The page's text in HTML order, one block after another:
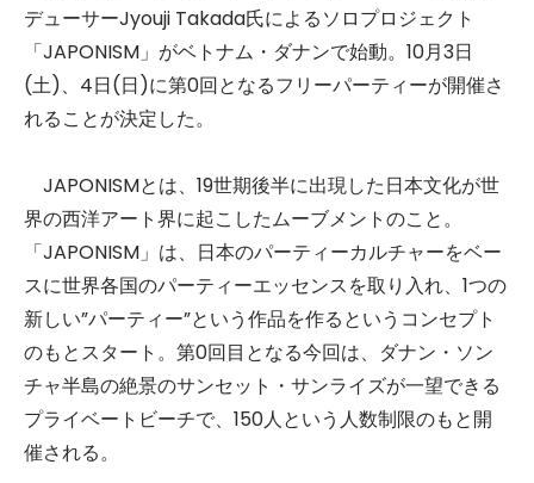
デューサーJyouji Takada氏によるソロプロジェクト
「JAPONISM」がベトナム・ダナンで始動。10月3日
(土)、4日(日)に第0回となるフリーパーティーが開催さ
れることが決定した。
JAPONISMとは、19世期後半に出現した日本文化が世
界の西洋アート界に起こしたムーブメントのこと。
「JAPONISM」は、日本のパーティーカルチャーをベー
スに世界各国のパーティーエッセンスを取り入れ、1つの
新しい”パーティー”という作品を作るというコンセプト
のもとスタート。第0回目となる今回は、ダナン・ソン
チャ半島の絶景のサンセット・サンライズが一望できる
プライベートビーチで、150人という人数制限のもと開
催される。